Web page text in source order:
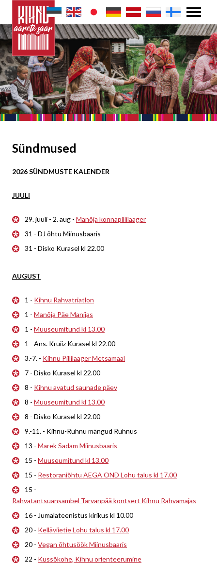
Sündmused
2026 SÜNDMUSTE KALENDER
JUULI
29. juuli - 2. aug - Manõja konnapillilaager
31 - DJ õhtu Miinusbaaris
31 - Disko Kurasel kl 22.00
AUGUST
1 - Kihnu Rahvatriatlon
1 - Manõja Päe Manijas
1 - Muuseumitund kl 13.00
1 - Ans. Kruiiz Kurasel kl 22.00
3.-7. - Kihnu Pillilaager Metsamaal
7 - Disko Kurasel kl 22.00
8 - Kihnu avatud saunade päev
8 - Muuseumitund kl 13.00
8 - Disko Kurasel kl 22.00
9.-11. - Kihnu-Ruhnu mängud Ruhnus
13 - Marek Sadam Miinusbaaris
15 - Muuseumitund kl 13.00
15 - Restoraniõhtu AEGA OND Lohu talus kl 17.00
15 -
Rahvatantsuansambel Tarvanpää kontsert Kihnu Rahvamajas
16 - Jumalateenistus kirikus kl 10.00
20 - Kelläviietie Lohu talus kl 17.00
20 - Vegan õhtusöök Miinusbaaris
22 - Kussõkohe, Kihnu orienteerumine